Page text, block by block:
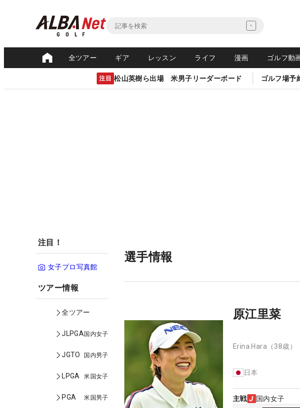
全ツアー ギア レッスン ライフ 漫画 ゴルフ動
注目 松山英樹ら出場 米男子リーダーボード ゴルフ場予
注目！
女子プロ写真館
ツアー情報
全ツアー
JLPGA国内女子
JGTO 国内男子
LPGA 米国女子
PGA 米国男子
選手情報
原江里菜
Erina Hara （38歳）
日本
主戦 国内女子